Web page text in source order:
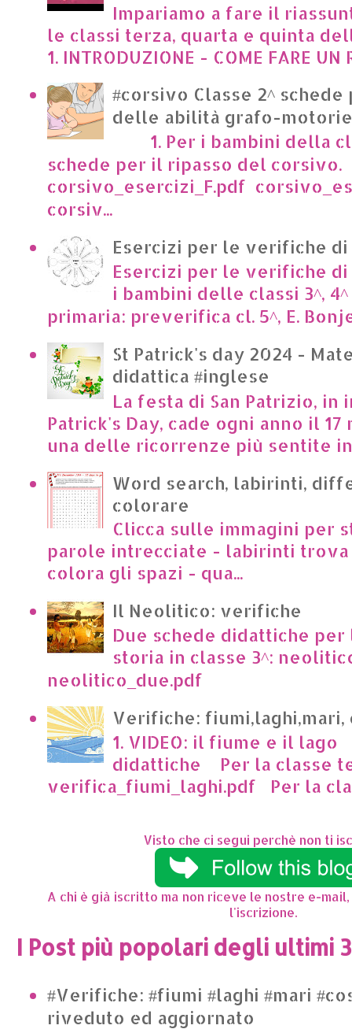
Impariamo a fare il
le classi terza, quarta e quinta
1. INTRODUZIONE - COME FARE UN
#corsivo Classe 2^
delle abilità grafo-motorie
1. Per i bambini della
schede per il ripasso del corsivo.
corsivo_esercizi_F.pdf
corsiv...
Esercizi per le verifiche
Esercizi per le verifiche
i bambini delle classi 3^,
primaria: preverifica cl. 5^, E.
St Patrick's day 2024 -
didattica #inglese
La festa di San Patrizio, in
Patrick's Day, cade ogni anno il 17
una delle ricorrenze più sentite in
Word search, labirinti,
colorare
Clicca sulle immagini per
parole intrecciate - labirinti
colora gli spazi - qua...
Il Neolitico: verifiche
Due schede didattiche
storia in classe 3^:
neolitico_due.pdf
Verifiche: fiumi,laghi,mari,
1. VIDEO: il fiume e il lago
didattiche Per la classe
verifica_fiumi_laghi.pdf Per la
Visto che ci segui perchè non ti
A chi è già iscritto ma non riceve le nostre e-
l'iscrizione.
I Post più popolari degli ultimi
#Verifiche: #fiumi #laghi #mari
riveduto ed aggiornato